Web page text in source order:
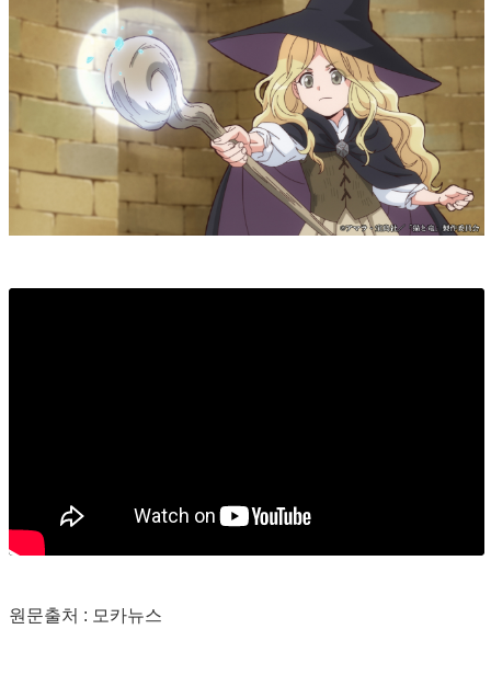
원문출처 : 모카뉴스